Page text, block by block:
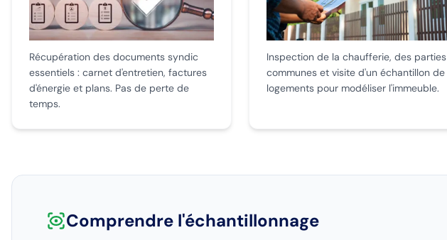
Récupération des documents syndic
essentiels : carnet d'entretien, factures
d'énergie et plans. Pas de perte de
temps.
Inspection de la chaufferie, des parties
communes et visite d'un échantillon de
logements pour modéliser l'immeuble.
Comprendre l'échantillonnage